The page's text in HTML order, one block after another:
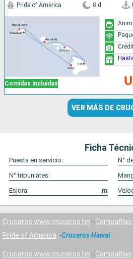
Comidas incluidas
Pride of America 8 d
VER MÁS DE
Ficha
Puesta en servicio:
N°
N° tripunlates:
Eslora:
m
Cruceros www.cruceros.hn Compañías
Pride of America
Cruceros Hawai
Cruceros www.cruceros.hn Compañías